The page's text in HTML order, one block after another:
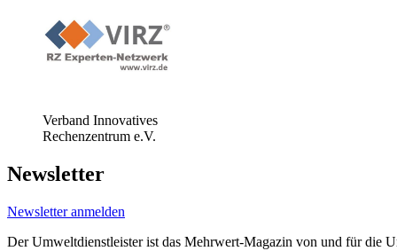
Verband Innovatives
Rechenzentrum e.V.
Newsletter
Newsletter anmelden
Der Umweltdienstleister ist das Mehrwert-Magazin von und für die